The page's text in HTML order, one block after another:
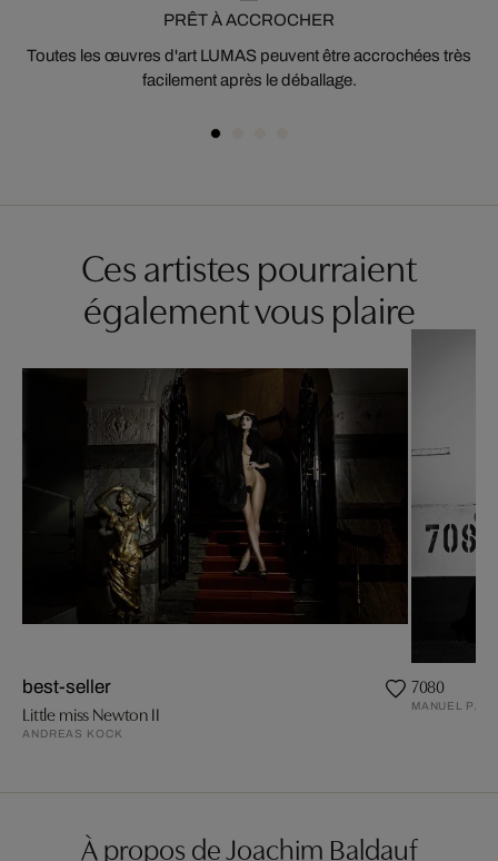
PRÊT À ACCROCHER
Toutes les œuvres d'art LUMAS peuvent être accrochées très
facilement après le déballage.
Ces artistes pourraient
également vous plaire
best-seller
Little miss Newton II
ANDREAS KOCK
7080
MANUEL
À propos de Joachim Baldauf